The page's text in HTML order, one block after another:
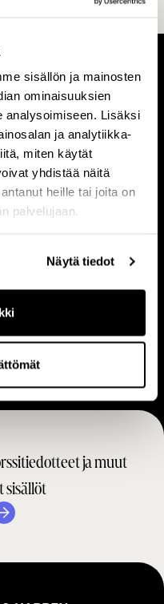
sisällön ja mainosten
ominaisuuksien
analysoimiseen. Lisäksi
ja analytiikka-
miten käytät
yhdistää näitä
heille tai joita on
palvelujaan.
Näytä tiedot
Ihmiset
ja muut
sisällöt